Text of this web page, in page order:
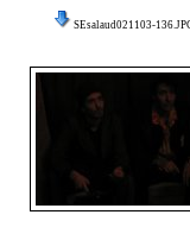
SEsalaud021103-